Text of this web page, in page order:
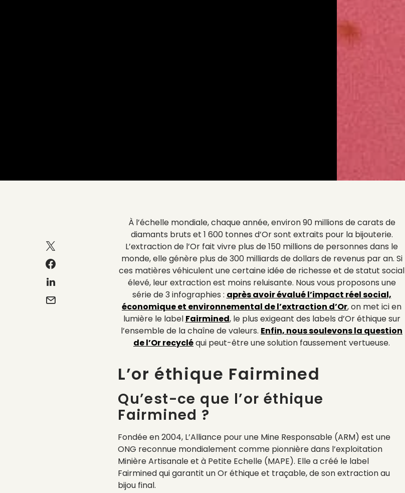
À l’échelle mondiale, chaque année, environ 90 millions de carats de
diamants bruts et 1 600 tonnes d’Or sont extraits pour la bijouterie.
L’extraction de l’Or fait vivre plus de 150 millions de personnes dans le
monde, elle génère plus de 300 milliards de dollars de revenus par an. Si
ces matières véhiculent une certaine idée de richesse et de statut social
élevé, leur extraction est moins reluisante. Nous vous proposons une
série de 3 infographies : après avoir évalué l’impact réel social,
économique et environnemental de l’extraction d’Or, on met ici en
lumière le label Fairmined, le plus exigeant des labels d’Or éthique sur
l’ensemble de la chaîne de valeurs. Enfin, nous soulevons la question
de l’Or recycléqui peut-être une solution faussement vertueuse.
L’or éthique Fairmined
Qu’est-ce que l’or éthique
Fairmined ?
Fondée en 2004, L’Alliance pour une Mine Responsable (ARM) est une
ONG reconnue mondialement comme pionnière dans l’exploitation
Minière Artisanale et à Petite Echelle (MAPE). Elle a créé le label
Fairmined qui garantit un Or éthique et traçable, de son extraction au
bijou final.